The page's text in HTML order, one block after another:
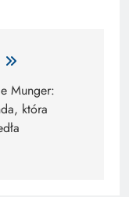
Munger:
która